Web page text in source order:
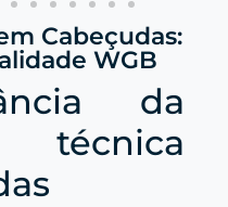
Cabeçudas:
WGB
da
técnica